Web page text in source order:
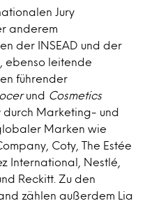
Jury
anderem
der INSEAD und der
ebenso leitende
führender
und
Cosmetics
durch Marketing- und
Marken wie
Coty, The Estée
International, Nestlé,
Reckitt. Zu den
zählen außerdem Lia